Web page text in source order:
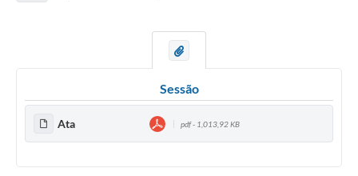
Sessão
Ata pdf - 1,013,92 KB